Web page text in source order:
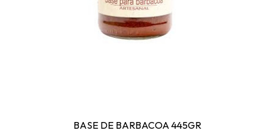
BASE DE BARBACOA 445GR